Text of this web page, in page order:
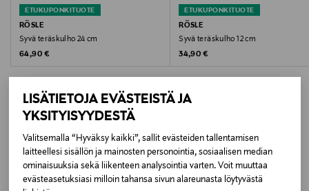
LISÄTIETOJA EVÄSTEISTÄ JA
YKSITYISYYDESTÄ
Valitsemalla “Hyväksy kaikki”, sallit evästeiden tallentamisen
laitteellesi sisällön ja mainosten personointia, sosiaalisen median
ominaisuuksia sekä liikenteen analysointia varten. Voit muuttaa
evästeasetuksiasi milloin tahansa sivun alareunasta löytyvästä
Valmistaja
F&H Group A/S.
Digitaalinen osoite
info@fh-group.se
ETUKUPONKITUOTE
RÖSLE
Syvä teräskulho 24 cm
Original Price
64,90 €
ETUKUPONKITUOTE
RÖSLE
Syvä teräskulho 12 cm
Original Price
34,90 €
LISÄÄ KIINNOSTAVIA
TUOTTEITA